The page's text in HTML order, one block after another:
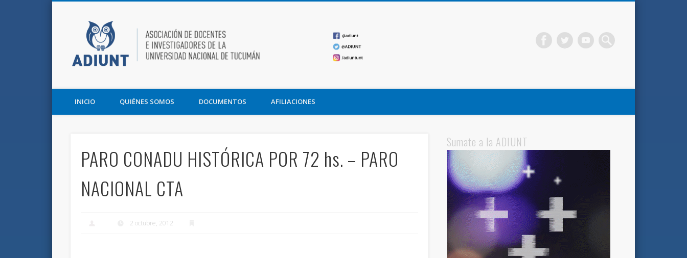
Asociación de Docentes e Investigadores de la UNT y la Fundación Miguel Lillo
INICIO QUIÉNES SOMOS DOCUMENTOS AFILIACIONES
PARO CONADU HISTÓRICA POR 72 hs. – PARO
NACIONAL CTA
2 octubre, 2012
Sumate a la ADIUNT